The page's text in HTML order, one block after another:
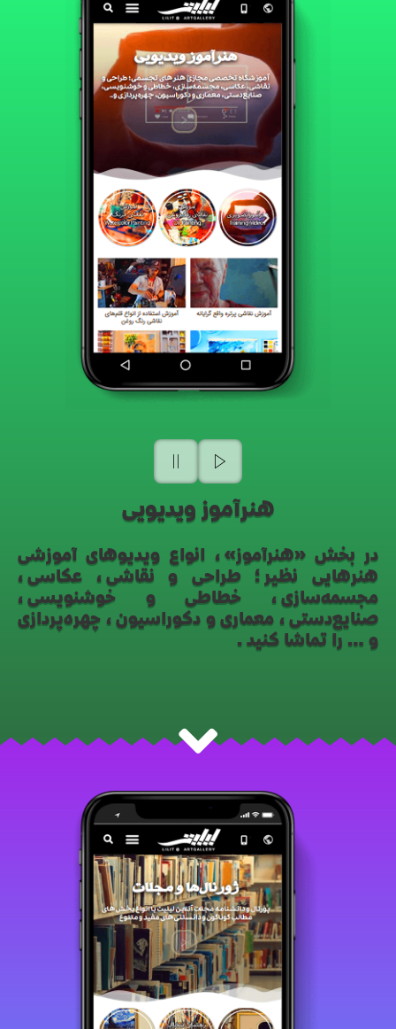
هنرآموز ویدیویی
در بخش «هنرآموز»، انواع ویدیوهای آموزشی
هنرهایی نظیر؛ طراحی و نقاشی، عکاسی،
مجسمه‌سازی، خطاطی و خوشنویسی،
صنایع‌دستی، معماری و دکوراسیون، چهره‌پردازی
و… را تماشا کنید.